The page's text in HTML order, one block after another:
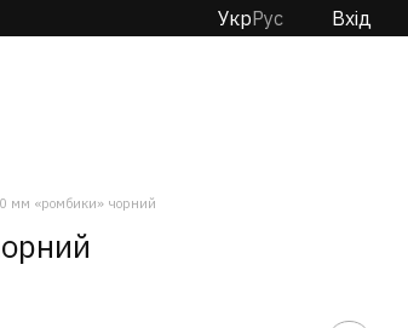
УкрРус Вхід
мм «ромбики» чорний